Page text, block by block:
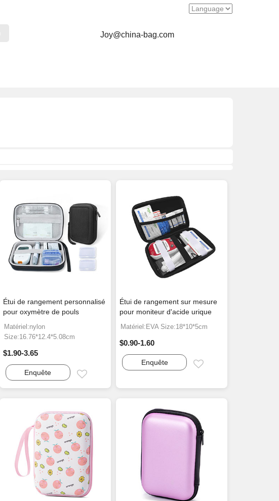
Joy@china-bag.com
Étui de rangement personnalisé
pour oxymètre de pouls
Matériel:nylon
Size:16.76*12.4*5.08cm
$1.90-3.65
Enquête Email
Étui de rangement sur mesure
pour moniteur d'acide urique
Matériel:EVA Size:18*10*5cm
$0.90-1.60
Enquête